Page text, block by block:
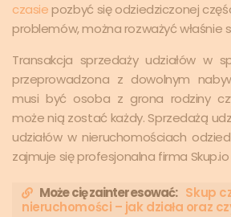
czasie pozbyć się odziedziczonej
problemów, można rozważyć właśnie
Transakcja sprzedaży udziałów w
przeprowadzona z dowolnym
musi być osoba z grona rodziny
może nią zostać każdy. Sprzedażą
udziałów w nieruchomościach
zajmuje się profesjonalna firma Skup.io
Może cię zainteresować: Skup
nieruchomości – jak działa oraz